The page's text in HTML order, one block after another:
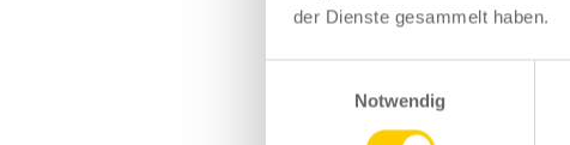
der Dienste gesammelt haben.
Notwendig